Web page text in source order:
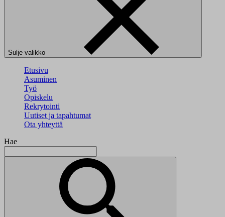
Sulje valikko
Etusivu
Asuminen
Työ
Opiskelu
Rekrytointi
Uutiset ja tapahtumat
Ota yhteyttä
Hae